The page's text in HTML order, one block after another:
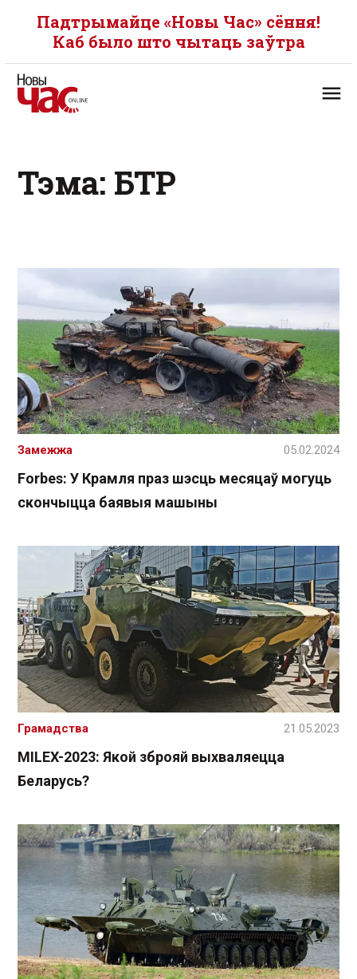
Падтрымайце «Новы Час» сёння!
Каб было што чытаць заўтра
Тэма: БТР
Forbes: У Крамля праз шэсць месяцаў могуць
скончыцца баявыя машыны
Замежжа 05.02.2024
MILEX-2023: Якой зброяй выхваляецца
Беларусь?
Грамадства 21.05.2023